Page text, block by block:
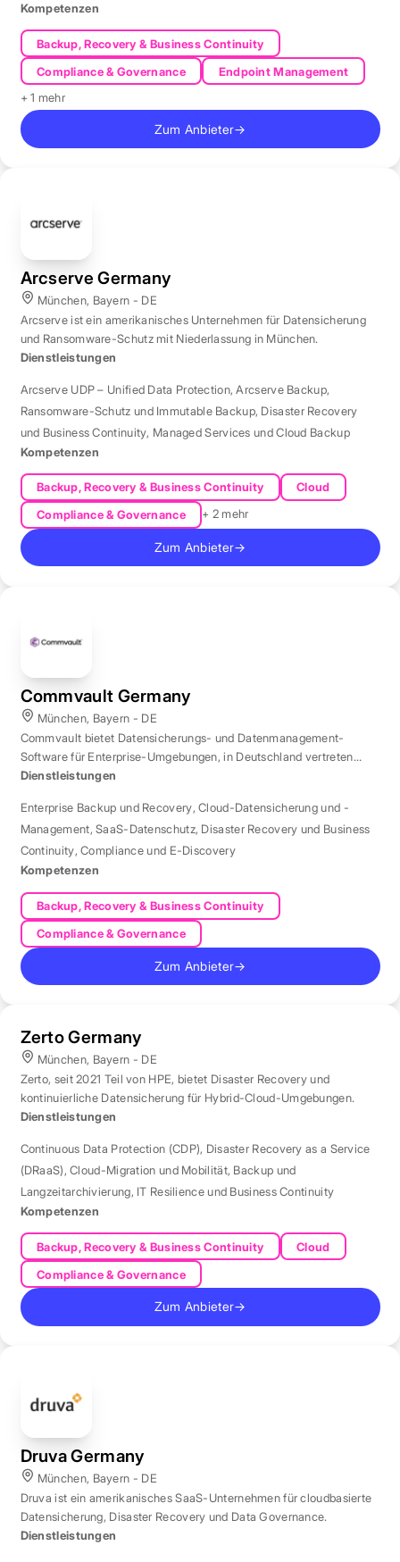
Kompetenzen
Backup, Recovery & Business Continuity
Compliance & Governance
Endpoint Management
+ 1 mehr
Zum Anbieter→
Arcserve Germany
München, Bayern - DE
Arcserve ist ein amerikanisches Unternehmen für Datensicherung
und Ransomware-Schutz mit Niederlassung in München.
Dienstleistungen
Arcserve UDP – Unified Data Protection,Arcserve Backup,
Ransomware-Schutz und Immutable Backup, Disaster Recovery
und Business Continuity, Managed Services und Cloud Backup
Kompetenzen
Backup, Recovery & Business Continuity
Cloud
Compliance & Governance
+ 2 mehr
Zum Anbieter→
Commvault Germany
München, Bayern - DE
Commvault bietet Datensicherungs- und Datenmanagement-
Software für Enterprise-Umgebungen, in Deutschland vertreten
durch eine Niederlassung in München.
Dienstleistungen
Enterprise Backup und Recovery,Cloud-Datensicherung und -
Management,SaaS-Datenschutz, Disaster Recovery und Business
Continuity,Compliance und E-Discovery
Kompetenzen
Backup, Recovery & Business Continuity
Compliance & Governance
Zum Anbieter→
Zerto Germany
München, Bayern - DE
Zerto, seit 2021 Teil von HPE, bietet Disaster Recovery und
kontinuierliche Datensicherung für Hybrid-Cloud-Umgebungen.
Dienstleistungen
Continuous Data Protection (CDP), Disaster Recovery as a Service
(DRaaS),Cloud-Migration und Mobilität, Backup und
Langzeitarchivierung, IT Resilience und Business Continuity
Kompetenzen
Backup, Recovery & Business Continuity
Cloud
Compliance & Governance
Zum Anbieter→
Druva Germany
München, Bayern - DE
Druva ist ein amerikanisches SaaS-Unternehmen für cloudbasierte
Datensicherung, Disaster Recovery und Data Governance.
Dienstleistungen